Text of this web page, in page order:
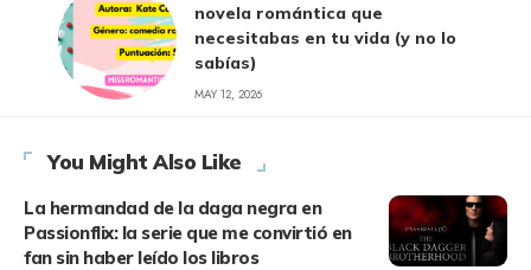
novela romántica que
necesitabas en tu vida (y no lo
sabías)
MAY 12, 2026
You Might Also Like
La hermandad de la daga negra en
Passionflix: la serie que me convirtió en
fan sin haber leído los libros